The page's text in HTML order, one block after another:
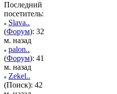
Последний
посетитель:
Slava..
(Форум): 32
м. назад
palon..
(Форум): 41
м. назад
Zekel..
(Поиск): 42